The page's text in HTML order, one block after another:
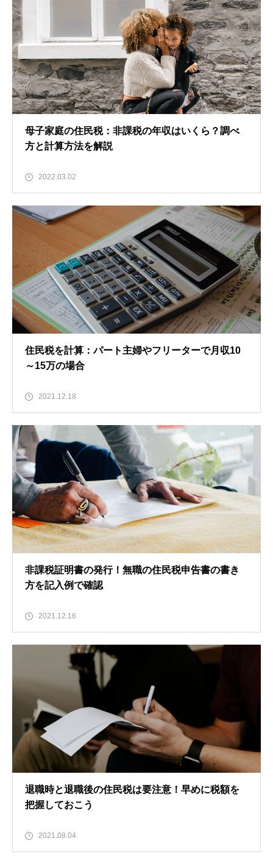
母子家庭の住民税：非課税の年収はいくら？調べ
方と計算方法を解説
2022.03.02
住民税を計算：パート主婦やフリーターで月収10
～15万の場合
2021.12.18
非課税証明書の発行！無職の住民税申告書の書き
方を記入例で確認
2021.12.16
退職時と退職後の住民税は要注意！早めに税額を
把握しておこう
2021.08.04